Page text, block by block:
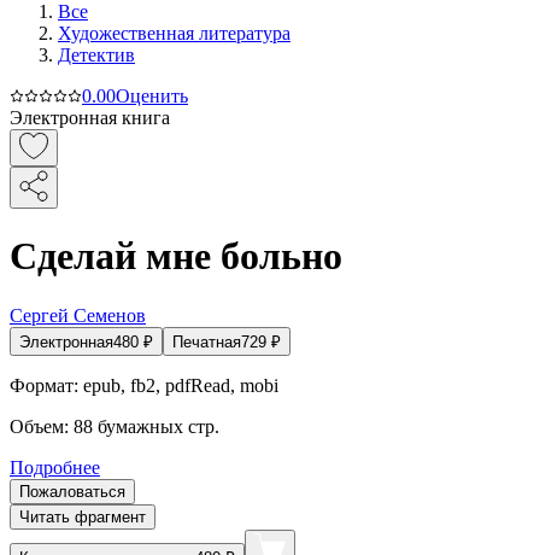
Все
Художественная литература
Детектив
0.00Оценить
Электронная книга
Сделай мне больно
Сергей Семенов
Электронная480 ₽ Печатная729 ₽
Формат: epub, fb2, pdfRead, mobi
Объем: 88 бумажных стр.
Подробнее
Пожаловаться
Читать фрагмент